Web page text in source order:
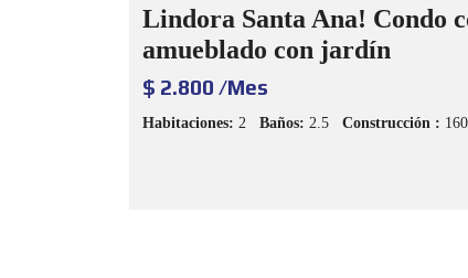
Lindora Santa Ana! Condo
amueblado con jardín
$ 2.800 /Mes
Habitaciones: 2 Baños: 2.5 Construcción :